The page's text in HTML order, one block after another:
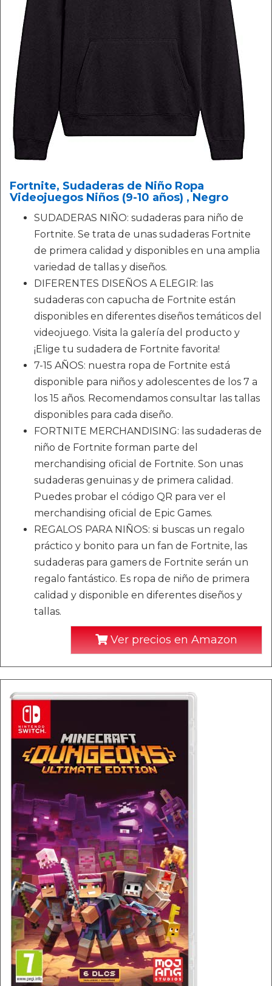
Fortnite, Sudaderas de Niño Ropa
Videojuegos Niños (9-10 años) , Negro
SUDADERAS NIÑO: sudaderas para niño de
Fortnite. Se trata de unas sudaderas Fortnite
de primera calidad y disponibles en una amplia
variedad de tallas y diseños.
DIFERENTES DISEÑOS A ELEGIR: las
sudaderas con capucha de Fortnite están
disponibles en diferentes diseños temáticos del
videojuego. Visita la galería del producto y
¡Elige tu sudadera de Fortnite favorita!
7-15 AÑOS: nuestra ropa de Fortnite está
disponible para niños y adolescentes de los 7 a
los 15 años. Recomendamos consultar las tallas
disponibles para cada diseño.
FORTNITE MERCHANDISING: las sudaderas de
niño de Fortnite forman parte del
merchandising oficial de Fortnite. Son unas
sudaderas genuinas y de primera calidad.
Puedes probar el código QR para ver el
merchandising oficial de Epic Games.
REGALOS PARA NIÑOS: si buscas un regalo
práctico y bonito para un fan de Fortnite, las
sudaderas para gamers de Fortnite serán un
regalo fantástico. Es ropa de niño de primera
calidad y disponible en diferentes diseños y
tallas.
Ver precios en Amazon